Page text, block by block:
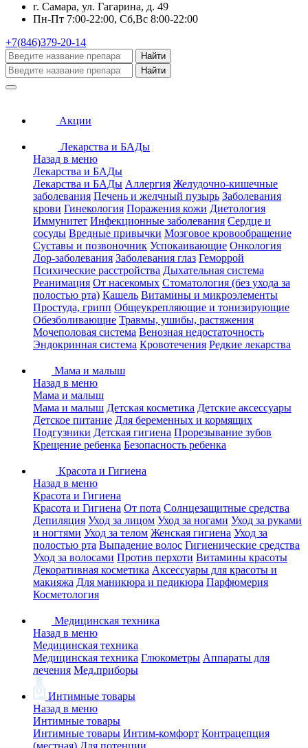
г. Самара, ул. Гагарина, д. 49
Пн-Пт 7:00-22:00, Сб,Вс 8:00-22:00
+7(846)379-20-14
Найти
Найти
Акции
Лекарства и БАДы
Назад в меню
Лекарства и БАДы
Лекарства и БАДы Аллергия Желудочно-кишечные
заболевания Печень и желчный пузырь Заболевания
крови Гинекология Поражения кожи Диетология
Иммунитет Инфекционные заболевания Сердце и
сосуды Вредные привычки Мозговое кровообращение
Суставы и позвоночник Успокаивающие Онкология
Лор-заболевания Заболевания глаз Геморрой
Психические расстройства Дыхательная система
Реанимация От насекомых Стоматология (без ухода за
полостью рта) Кашель Витамины и микроэлементы
Простуда, грипп Общеукрепляющие и тонизирующие
Обезболивающие Травмы, ушибы, растяжения
Мочеполовая система Венозная недостаточность
Эндокринная система Кровотечения Редкие лекарства
Мама и малыш
Назад в меню
Мама и малыш
Мама и малыш Детская косметика Детские аксессуары
Детское питание Для беременных и кормящих
Подгузники Детская гигиена Прорезывание зубов
Крещение ребенка Безопасность ребенка
Красота и Гигиена
Назад в меню
Красота и Гигиена
Красота и Гигиена От пота Солнцезащитные средства
Депиляция Уход за лицом Уход за ногами Уход за руками
и ногтями Уход за телом Женская гигиена Уход за
полостью рта Выпадение волос Гигиенические средства
Уход за волосами Против перхоти Витамины красоты
Декоративная косметика Аксессуары для красоты и
макияжа Для маникюра и педикюра Парфюмерия
Косметология
Медицинская техника
Назад в меню
Медицинская техника
Медицинская техника Глюкометры Аппараты для
лечения Мед.приборы
Интимные товары
Назад в меню
Интимные товары
Интимные товары Интим-комфорт Контрацепция
(местная) Для потенции